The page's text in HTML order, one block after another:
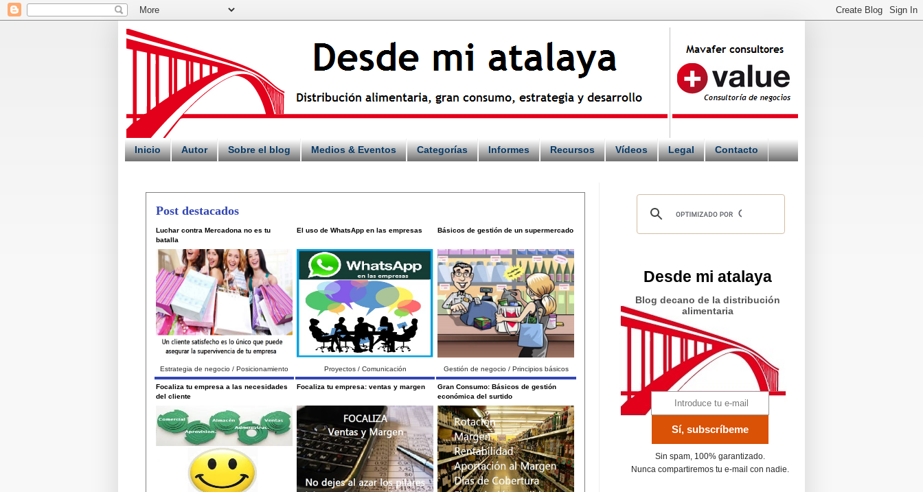
Inicio Autor Sobre el blog Medios & Eventos Categorías Informes Recursos Vídeos Legal Contacto
Post destacados
Luchar contra Mercadona no es tu
batalla
El uso de WhatsApp en las empresas Básicos de gestión de un supermercado
Estrategia de negocio / Posicionamiento Proyectos / Comunicación Gestión de negocio / Principios básicos
Focaliza tu empresa a las necesidades
del cliente
Focaliza tu empresa: ventas y margen
Gran Consumo: Básicos de gestión
económica del surtido
Desde mi atalaya
Blog decano de la distribución
alimentaria
Sin spam, 100% garantizado.
Nunca compartiremos tu e-mail con nadie.